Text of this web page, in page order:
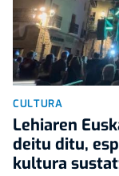
CULTURA
Lehiaren
deitu ditu,
kultura